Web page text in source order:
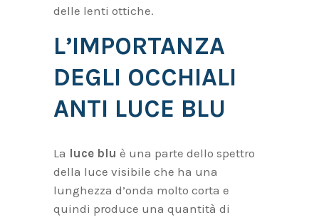
delle lenti ottiche.
L’IMPORTANZA
DEGLI OCCHIALI
ANTI LUCE BLU
La luce blu è una parte dello spettro
della luce visibile che ha una
lunghezza d’onda molto corta e
quindi produce una quantità di